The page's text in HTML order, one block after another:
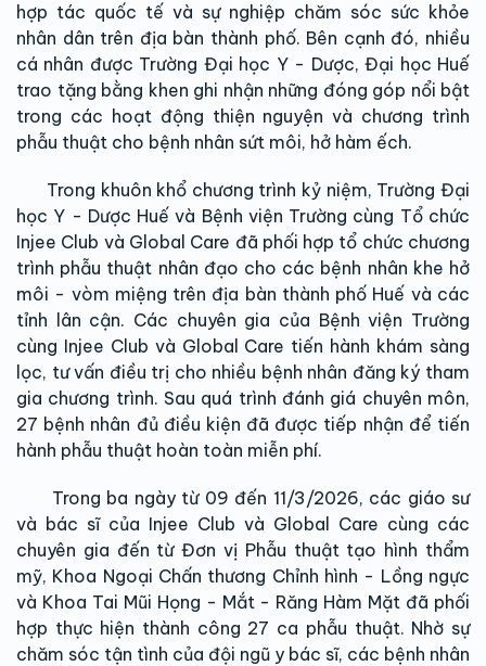
hợp tác quốc tế và sự nghiệp chăm sóc sức khỏe
nhân dân trên địa bàn thành phố. Bên cạnh đó, nhiều
cá nhân được Trường Đại học Y - Dược, Đại học Huế
trao tặng bằng khen ghi nhận những đóng góp nổi bật
trong các hoạt động thiện nguyện và chương trình
phẫu thuật cho bệnh nhân sứt môi, hở hàm ếch.
Trong khuôn khổ chương trình kỷ niệm, Trường Đại
học Y - Dược Huế và Bệnh viện Trường cùng Tổ chức
Injee Club và Global Care đã phối hợp tổ chức chương
trình phẫu thuật nhân đạo cho các bệnh nhân khe hở
môi - vòm miệng trên địa bàn thành phố Huế và các
tỉnh lân cận. Các chuyên gia của Bệnh viện Trường
cùng Injee Club và Global Care tiến hành khám sàng
lọc, tư vấn điều trị cho nhiều bệnh nhân đăng ký tham
gia chương trình. Sau quá trình đánh giá chuyên môn,
27 bệnh nhân đủ điều kiện đã được tiếp nhận để tiến
hành phẫu thuật hoàn toàn miễn phí.
Trong ba ngày từ 09 đến 11/3/2026, các giáo sư
và bác sĩ của Injee Club và Global Care cùng các
chuyên gia đến từ Đơn vị Phẫu thuật tạo hình thẩm
mỹ, Khoa Ngoại Chấn thương Chỉnh hình - Lồng ngực
và Khoa Tai Mũi Họng - Mắt - Răng Hàm Mặt đã phối
hợp thực hiện thành công 27 ca phẫu thuật. Nhờ sự
chăm sóc tận tình của đội ngũ y bác sĩ, các bệnh nhân